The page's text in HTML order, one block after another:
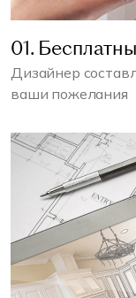
01.
Дизайнер
ваши пожелания